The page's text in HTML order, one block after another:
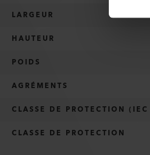
LARGEUR
HAUTEUR
POIDS
AGRÉMENTS
CLASSE DE PROTECTION
CLASSE DE PROTECTION